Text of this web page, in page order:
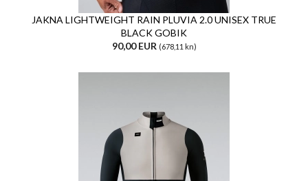
JAKNA LIGHTWEIGHT RAIN PLUVIA 2.0 UNISEX TRUE
BLACK GOBIK
90,00 EUR (678,11 kn)